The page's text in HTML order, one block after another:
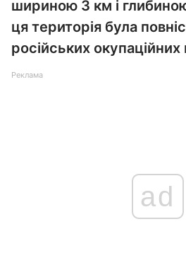
шириною 3 км і
ця територія була
російських окупаційних
Реклама
ad